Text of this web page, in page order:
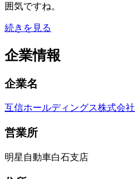
囲気ですね。
続きを見る
企業情報
企業名
互信ホールディングス株式会社
営業所
明星自動車白石支店